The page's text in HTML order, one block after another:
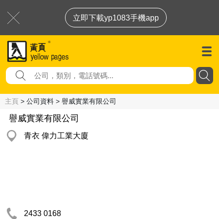
立即下載yp1083手機app
主頁 > 公司資料 > 譽威實業有限公司
譽威實業有限公司
青衣 偉力工業大廈
2433 0168